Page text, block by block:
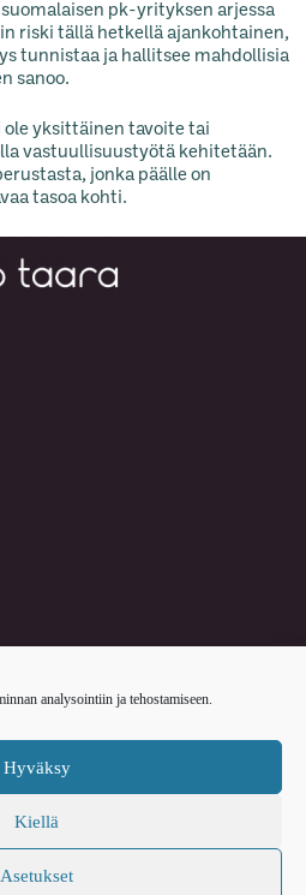
analysointiin ja tehostamiseen.
Hyväksy
Kiellä
Asetukset
pk-yrityksen arjessa
riski tällä hetkellä ajankohtainen,
tunnistaa ja hallitsee mahdollisia
sanoo.
ole yksittäinen tavoite tai
vastuullisuustyötä kehitetään.
jonka päälle on
tasoa kohti.